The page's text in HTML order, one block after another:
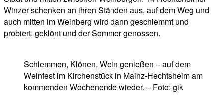
Winzer schenken an ihren Ständen aus, auf dem Weg und
auch mitten im Weinberg wird dann geschlemmt und
probiert, geklönt und der Sommer genossen.
Schlemmen, Klönen, Wein genießen – auf dem
Weinfest im Kirchenstück in Mainz-Hechtsheim am
kommenden Wochenende wieder. – Foto: gik